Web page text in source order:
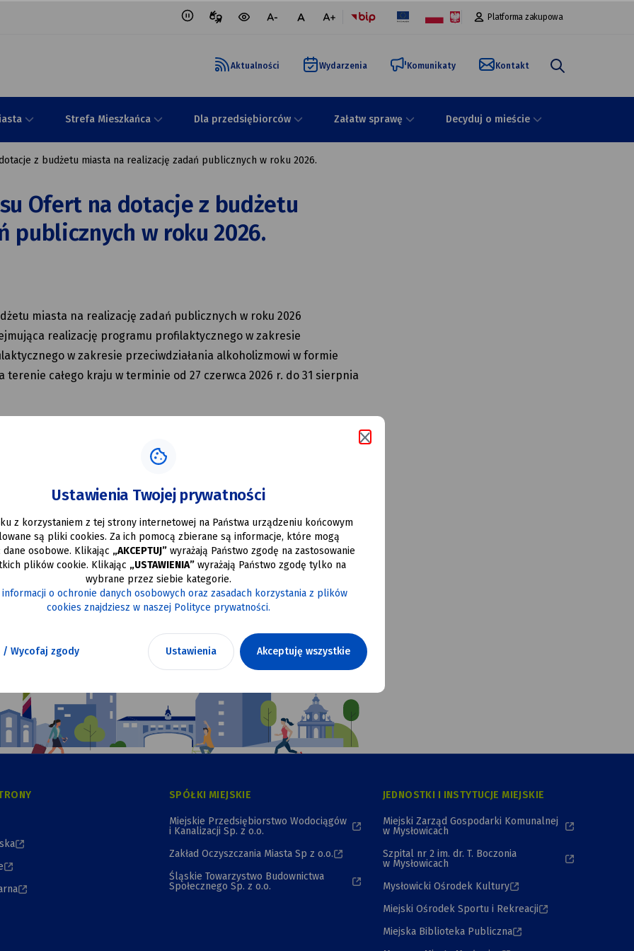
Tłumaczwersja mniejszanormalnawiększa
Platforma zakupowa
Aktualności Wydarzenia Komunikaty Kontakt
Strefa Mieszkańca Dla przedsiębiorców Załatw sprawę Decyduj o mieście
z budżetu miasta na realizację zadań publicznych w roku 2026.
Ofert na dotacje z budżetu
publicznych w roku 2026.
miasta na realizację zadań publicznych w roku 2026
realizację programu profilaktycznego w zakresie
w zakresie przeciwdziałania alkoholizmowi w formie
całego kraju w terminie od 27 czerwca 2026 r. do 31 sierpnia
z budżetu miasta na realizację zadań
SPÓŁKI MIEJSKIE
Miejskie Przedsiębiorstwo Wodociągów
i Kanalizacji Sp. z o.o.
Zakład Oczyszczania Miasta Sp z o.o.
Śląskie Towarzystwo Budownictwa
Społecznego Sp. z o.o.
JEDNOSTKI I INSTYTUCJE MIEJSKIE
Miejski Zarząd Gospodarki Komunalnej
w Mysłowicach
Szpital nr 2 im. dr. T. Boczonia
w Mysłowicach
Mysłowicki Ośrodek Kultury
Miejski Ośrodek Sportu i Rekreacji
Miejska Biblioteka Publiczna
Ustawienia Twojej prywatności
z korzystaniem z tej strony internetowej na Państwa urządzeniu końcowym
są pliki cookies. Za ich pomocą zbierane są informacje, które mogą
dane osobowe. Klikając „AKCEPTUJ” wyrażają Państwo zgodę na zastosowanie
plików cookie. Klikając „USTAWIENIA”wyrażają Państwo zgodę tylko na
wybrane przez siebie kategorie.
informacji o ochronie danych osobowych oraz zasadach korzystania z plików
cookies znajdziesz w naszej Polityce prywatności.
/ Wycofaj zgody Ustawienia Akceptuję wszystkie